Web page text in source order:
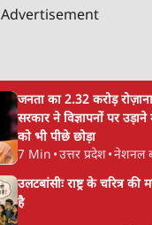
Advertisement
जनता का 2.32 करोड़ रोज़ाना
सरकार ने विज्ञापनों पर
को भी पीछे छोड़ा
7 Min •उत्तर प्रदेश•नेशनल
उलटबांसीः राष्ट्र के चरित्र की
है